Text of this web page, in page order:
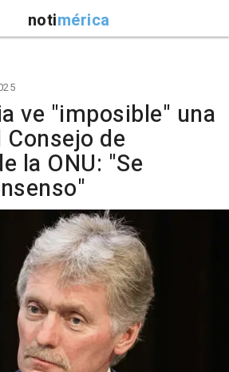
notimérica
ve "imposible" una
de
la ONU: "Se